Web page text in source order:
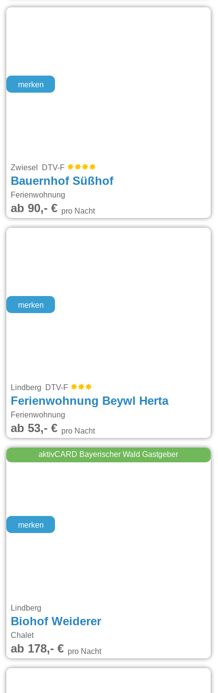
merken
Zwiesel DTV-F
Bauernhof Süßhof
Ferienwohnung
ab 90,- €pro Nacht
merken
Lindberg DTV-F
Ferienwohnung Beywl Herta
Ferienwohnung
ab 53,- €pro Nacht
merken
aktivCARD Bayerischer Wald Gastgeber
Lindberg
Biohof Weiderer
Chalet
ab 178,- €pro Nacht